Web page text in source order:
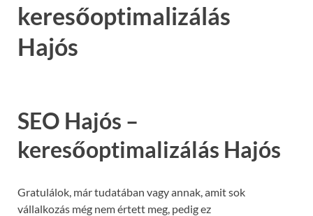
keresőoptimalizálás
Hajós
SEO Hajós –
keresőoptimalizálás Hajós
Gratulálok, már tudatában vagy annak, amit sok
vállalkozás még nem értett meg, pedig ez